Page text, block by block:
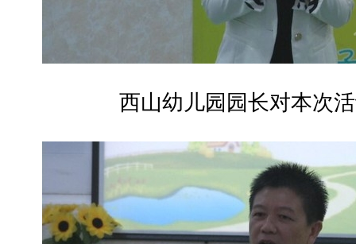
西山幼儿园园长对本次